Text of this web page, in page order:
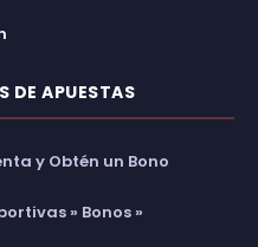
DE APUESTAS
y Obtén un Bono
» Bonos »